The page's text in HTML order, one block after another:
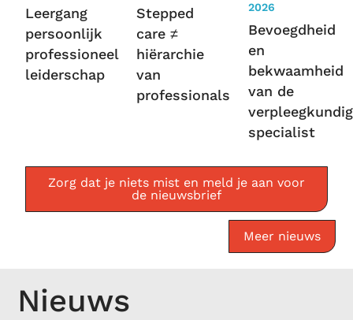
Leergang
persoonlijk
professioneel
leiderschap
Stepped
care ≠
hiërarchie
van
professionals
2026
Bevoegdheid
en
bekwaamheid
van de
verpleegkundig
specialist
Zorg dat je niets mist en meld je aan voor
de nieuwsbrief
Meer nieuws
Nieuws